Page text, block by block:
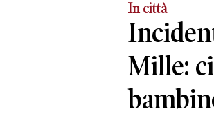
In città
Mille: